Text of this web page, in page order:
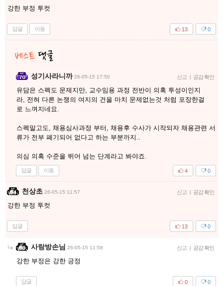
강한 부정 투컷
답글 이동 0
13
성기사라니까 26-05-15 17:50 신고 | 공감 확인
유담은 스펙도 문제지만, 교수임용 과정 전반이 의혹 투성이인지
라, 전혀 다른 논쟁의 여지의 건을 마치 문제없는것 처럼 포장한걸
로 느껴지네요.
스펙말고도, 채용심사과정 부터, 채용후 수사가 시작되자 채용관련 서
류가 전부 폐기되어 없다고 하는 부분까지..
의심 의혹 수준을 뛰어 넘는 단계라고 봐야죠.
답글 이동 0
4
천상초 26-05-15 11:57 신고 | 공감 확인
강한 부정 투컷
답글 0
13
사랑방손님 26-05-15 11:58 신고 | 공감 확인
강한 부정은 강한 긍정
답글 0
0